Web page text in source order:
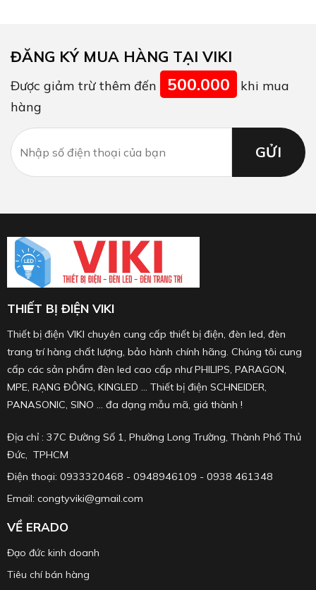
ĐĂNG KÝ MUA HÀNG TẠI VIKI
Được giảm trừ thêm đến 500.000
khi mua
hàng
THIẾT BỊ ĐIỆN VIKI
Thiết bị điện VIKI chuyên cung cấp thiết bị điện, đèn led, đèn
trang trí hàng chất lượng, bảo hành chính hãng. Chúng tôi cung
cấp các sản phẩm đèn led cao cấp như PHILIPS, PARAGON,
MPE, RẠNG ĐÔNG, KINGLED ... Thiết bị điện SCHNEIDER,
PANASONIC, SINO ... đa dạng mẫu mã, giá thành !
Địa chỉ : 37C Đường Số 1, Phường Long Trường, Thành Phố Thủ
Đức, TPHCM
Điện thoại: 0933320468 - 0948946109 - 0938 461348
Email: congtyviki@gmail.com
VỀ ERADO
Đạo đức kinh doanh
Tiêu chí bán hàng